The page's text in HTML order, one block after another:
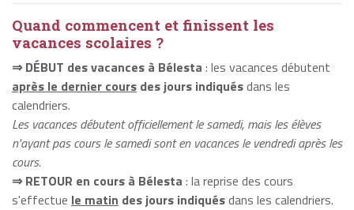
Quand commencent et finissent les
vacances scolaires ?
⇒ DÉBUT des vacances à Bélesta : les vacances débutent
après le dernier cours des jours indiquésdans les
calendriers.
Les vacances débutent officiellement le samedi, mais les élèves
n'ayant pas cours le samedi sont en vacances le vendredi après les
cours.
⇒ RETOUR en cours à Bélesta : la reprise des cours
s'effectue le matin des jours indiquésdans les calendriers.